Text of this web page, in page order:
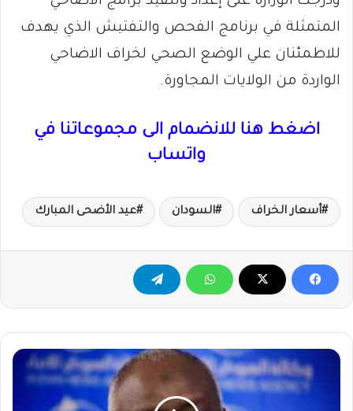
المتمثلة في برنامج الفحص والتفتيش الذي يهدف
للاطمئنان علي الوضع الصحي لخراف الاضاحي
الواردة من الولايات المجاورة.
اضغط هنا للانضمام الى مجموعاتنا في
واتساب
أسعار الخراف السودان عيد الأضحى المبارك
جبريل